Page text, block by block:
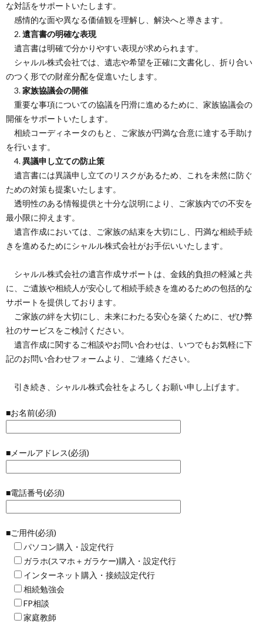
な対話をサポートいたします。
感情的な面や異なる価値観を理解し、解決へと導きます。
2.遺言書の明確な表現
遺言書は明確で分かりやすい表現が求められます。
シャルル株式会社では、遺志や希望を正確に文書化し、折り合い
のつく形での財産分配を促進いたします。
3.家族協議会の開催
重要な事項についての協議を円滑に進めるために、家族協議会の
開催をサポートいたします。
相続コーディネータのもと、ご家族が円満な合意に達する手助け
を行います。
4.異議申し立ての防止策
遺言書には異議申し立てのリスクがあるため、これを未然に防ぐ
ための対策も提案いたします。
透明性のある情報提供と十分な説明により、ご家族内での不安を
最小限に抑えます。
遺言作成においては、ご家族の結束を大切にし、円満な相続手続
きを進めるためにシャルル株式会社がお手伝いいたします。
シャルル株式会社の遺言作成サポートは、金銭的負担の軽減と共
に、ご遺族や相続人が安心して相続手続きを進めるための包括的な
サポートを提供しております。
ご家族の絆を大切にし、未来にわたる安心を築くために、ぜひ弊
社のサービスをご検討ください。
遺言作成に関するご相談やお問い合わせは、いつでもお気軽に下
記のお問い合わせフォームより、ご連絡ください。
引き続き、シャルル株式会社をよろしくお願い申し上げます。
■お名前(必須)
■メールアドレス(必須)
■電話番号(必須)
■ご用件(必須)
パソコン購入・設定代行
ガラホ(スマホ＋ガラケー)購入・設定代行
インターネット購入・接続設定代行
相続勉強会
FP相談
家庭教師